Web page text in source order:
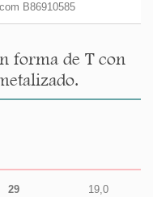
B86910585
forma de T con
29
19,0